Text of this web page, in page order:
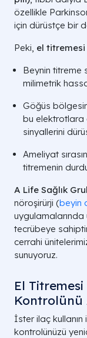
özellikle
için dürüstçe bir
Peki, el
Beynin titreme
milimetrik
Göğüs
bu elektrotlara
sinyallerini
Ameliyat
titremenin
A Life Sağlık
nöroşirürji (beyin
tecrübeye
cerrahi
sunuyoruz.
El
Kontrolünü
İster ilaç
kontrolünüzü